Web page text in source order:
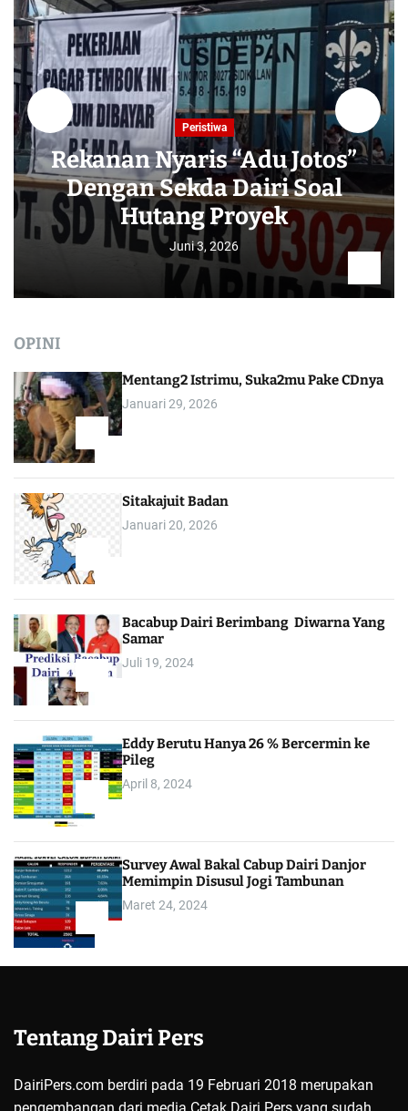
Peristiwa
Rekanan Nyaris “Adu Jotos”
Dengan Sekda Dairi Soal
Hutang Proyek
Juni 3, 2026
OPINI
Mentang2 Istrimu, Suka2mu Pake CDnya
Januari 29, 2026
Sitakajuit Badan
Januari 20, 2026
Bacabup Dairi Berimbang Diwarna Yang
Samar
Juli 19, 2024
Eddy Berutu Hanya 26 % Bercermin ke
Pileg
April 8, 2024
Survey Awal Bakal Cabup Dairi Danjor
Memimpin Disusul Jogi Tambunan
Maret 24, 2024
Tentang Dairi Pers
DairiPers.com berdiri pada 19 Februari 2018 merupakan
pengembangan dari media Cetak Dairi Pers yang sudah